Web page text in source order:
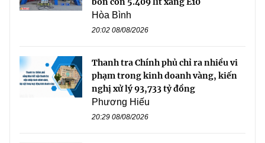
Hòa Bình
20:02 08/08/2026
Thanh tra Chính phủ chỉ ra nhiều vi
phạm trong kinh doanh vàng, kiến
nghị xử lý 93,733 tỷ đồng
Phương Hiếu
20:29 08/08/2026